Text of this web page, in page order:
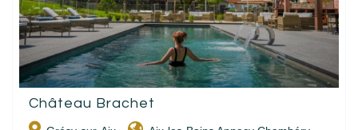
Château Brachet